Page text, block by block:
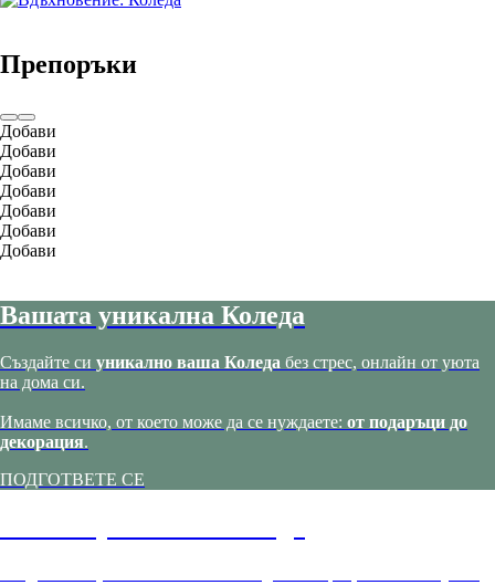
Препоръки
Добави
Добави
Добави
Добави
Добави
Добави
Добави
Вашата уникална Коледа
Създайте си уникално ваша Коледа без стрес, онлайн от уюта
на дома си.
Имаме всичко, от което може да се нуждаете: от подаръци до
декорация.
ПОДГОТВЕТЕ СЕ